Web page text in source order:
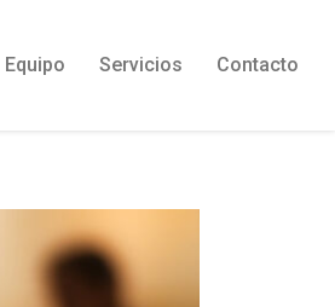
Equipo Servicios Contacto